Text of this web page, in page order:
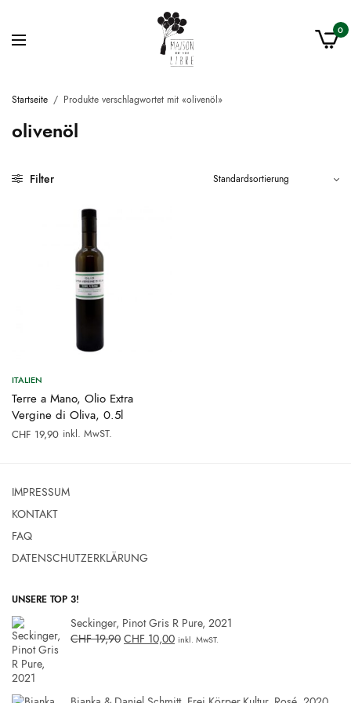
0
Startseite / Produkte verschlagwortet mit «olivenöl»
olivenöl
Filter
ITALIEN
Terre a Mano, Olio Extra
Vergine di Oliva, 0.5l
CHF 19,90 inkl. MwST.
IMPRESSUM
KONTAKT
FAQ
DATENSCHUTZERKLÄRUNG
UNSERE TOP 3!
Seckinger, Pinot Gris R Pure, 2021
CHF19,90 CHF 10,00 inkl. MwST.